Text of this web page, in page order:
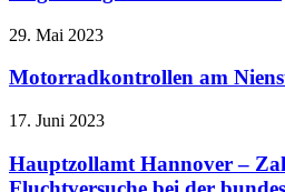
29. Mai 2023
Motorradkontrollen am
17. Juni 2023
Hauptzollamt Hannover –